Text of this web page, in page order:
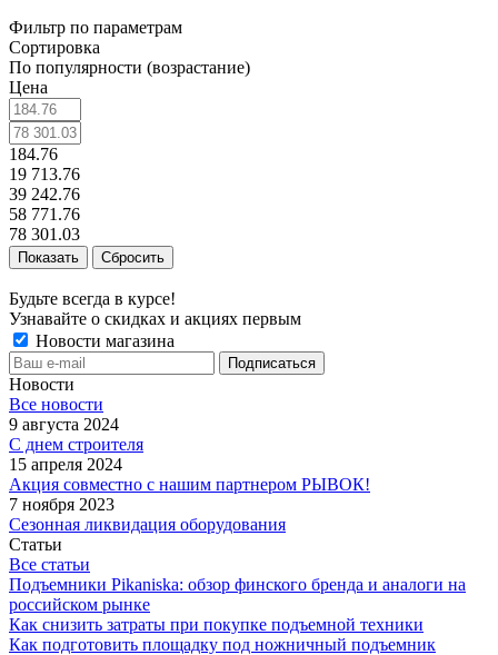
Фильтр по параметрам
Сортировка
По популярности (возрастание)
Цена
184.76
19 713.76
39 242.76
58 771.76
78 301.03
Сбросить
Будьте всегда в курсе!
Узнавайте о скидках и акциях первым
Новости магазина
Новости
Все новости
9 августа 2024
С днем строителя
15 апреля 2024
Акция совместно с нашим партнером РЫВОК!
7 ноября 2023
Сезонная ликвидация оборудования
Статьи
Все статьи
Подъемники Pikaniska: обзор финского бренда и аналоги на
российском рынке
Как снизить затраты при покупке подъемной техники
Как подготовить площадку под ножничный подъемник